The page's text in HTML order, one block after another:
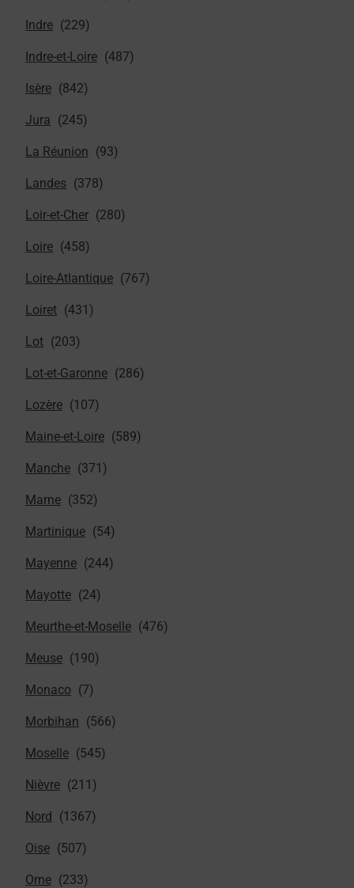
Indre
Indre-et-Loire
Isère
Jura
La Réunion
Landes
Loir-et-Cher
Loire
Loire-Atlantique
Loiret
Lot
Lot-et-Garonne
Lozère
Maine-et-Loire
Manche
Marne
Martinique
Mayenne
Mayotte
Meurthe-et-Moselle
Meuse
Monaco
Morbihan
Moselle
Nièvre
Nord
Oise
Orne